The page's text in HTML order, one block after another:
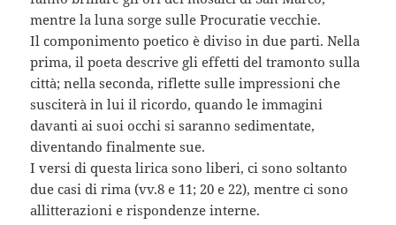
mentre la luna sorge sulle Procuratie vecchie.
Il componimento poetico è diviso in due parti. Nella
prima, il poeta descrive gli effetti del tramonto sulla
città; nella seconda, riflette sulle impressioni che
susciterà in lui il ricordo, quando le immagini
davanti ai suoi occhi si saranno sedimentate,
diventando finalmente sue.
I versi di questa lirica sono liberi, ci sono soltanto
due casi di rima (vv.8 e 11; 20 e 22), mentre ci sono
allitterazioni e rispondenze interne.